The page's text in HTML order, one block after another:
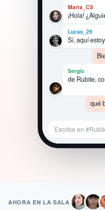
Marta_CS
¡Hola!
Lucas_29
Sí, aquí
Sergio
de Rubite,
qué
Escribe en
AHORA EN LA SALA